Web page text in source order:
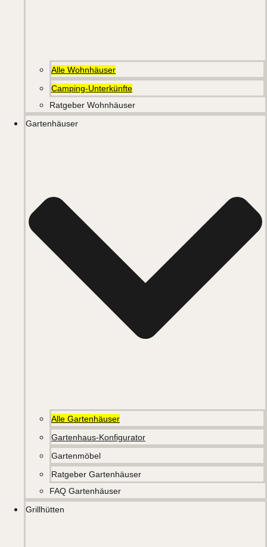
Alle Wohnhäuser
Camping-Unterkünfte
Ratgeber Wohnhäuser
Gartenhäuser
Alle Gartenhäuser
Gartenhaus-Konfigurator
Gartenmöbel
Ratgeber Gartenhäuser
FAQ Gartenhäuser
Grillhütten